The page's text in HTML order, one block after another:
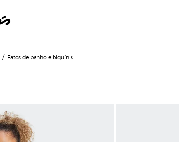
Fatos de banho e biquínis